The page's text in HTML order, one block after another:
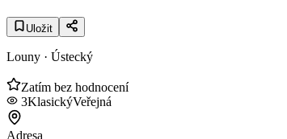
Uložit
Louny · Ústecký
Zatím bez hodnocení
3KlasickýVeřejná
Adresa